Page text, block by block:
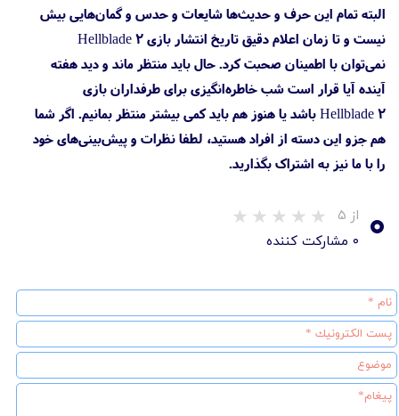
البته تمام این حرف و حدیث‌ها شایعات و حدس و گمان‌هایی بیش
نیست و تا زمان اعلام دقیق تاریخ انتشار بازی Hellblade 2
نمی‌توان با اطمینان صحبت کرد. حال باید منتظر ماند و دید هفته
آینده آیا قرار است شب خاطره‌انگیزی برای طرفداران بازی
Hellblade 2 باشد یا هنوز هم باید کمی بیشتر منتظر بمانیم. اگر شما
هم جزو این دسته از افراد هستید، لطفا نظرات و پیش‌بینی‌های خود
را با ما نیز به اشتراک بگذارید.
۰ از ۵
۰ مشارکت کننده